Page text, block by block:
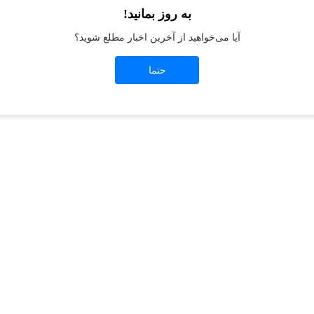
-side exception has occurred while loading jeanswest.ir(see the
به روز بمانید!
آیا می‌خواهید از آخرین اخبار مطلع شوید؟
حتما